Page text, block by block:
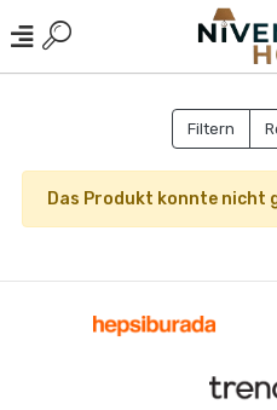
Filtern
Das Produkt konnte nicht